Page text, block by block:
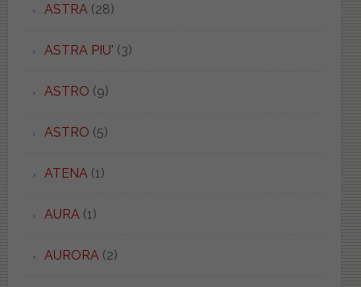
ASTRA (28)
ASTRA PIU' (3)
ASTRO (9)
ASTRO (5)
ATENA (1)
AURA (1)
AURORA (2)